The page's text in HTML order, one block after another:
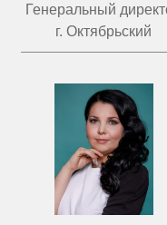
Генеральный
г. Октябрьский